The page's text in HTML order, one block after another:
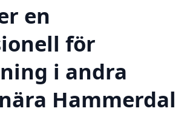
en
för
i andra
Hammerdal